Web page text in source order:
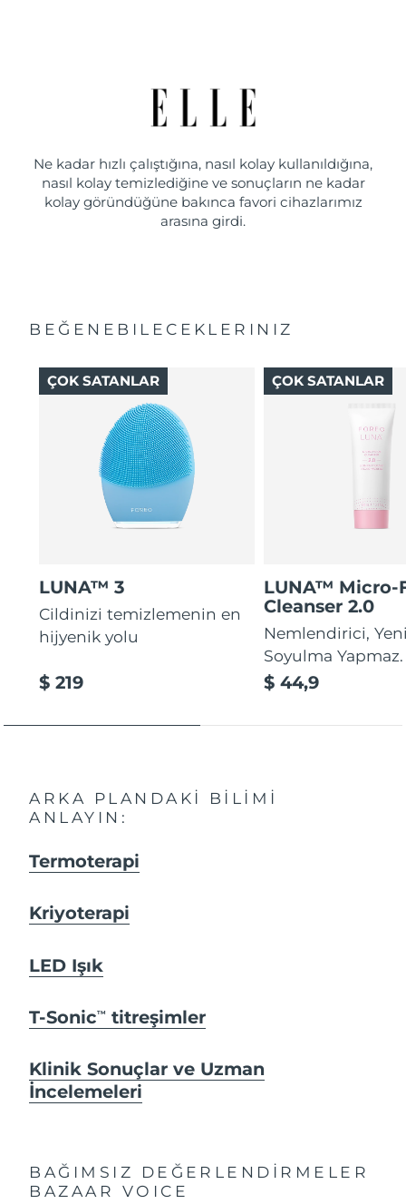
Ne kadar hızlı çalıştığına, nasıl kolay kullanıldığına,
nasıl kolay temizlediğine ve sonuçların ne kadar
kolay göründüğüne bakınca favori cihazlarımız
arasına girdi.
BEĞENEBILECEKLERINIZ
LUNA™ 3
Cildinizi temizlemenin en
hijyenik yolu
$ 219
ÇOK SATANLAR
LUNA™ Micro-
Cleanser 2.0
Nemlendirici,
Soyulma Yapmaz.
$ 44,9
ÇOK SATANLAR
ARKA PLANDAKI BILIMI
ANLAYIN:
Termoterapi
Kriyoterapi
LED Işık
T-SonicTM titreşimler
Klinik Sonuçlar ve Uzman
İncelemeleri
BAĞIMSIZ DEĞERLENDİRMELER
BAZAAR VOICE